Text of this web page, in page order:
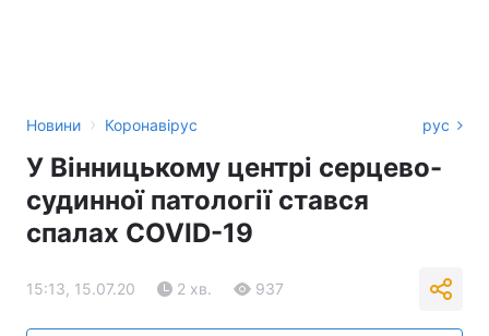
Новини › Коронавірус рус
У Вінницькому центрі серцево-
судинної патології стався
спалах COVID-19
15:13, 15.07.20 2 хв. 937